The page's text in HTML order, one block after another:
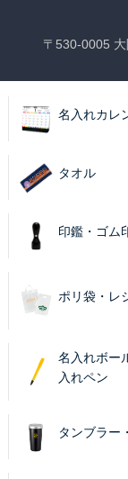
〒530-0005
名入れカレ
タオル
印鑑・ゴム
ポリ袋・レ
名入れボー
入れペン
タンブラー